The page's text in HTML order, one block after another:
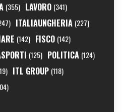
(355) LAVORO (341)
ITALIAUNGHERIA (227)
(142) FISCO (142)
(125) POLITICA (124)
ITL GROUP (118)